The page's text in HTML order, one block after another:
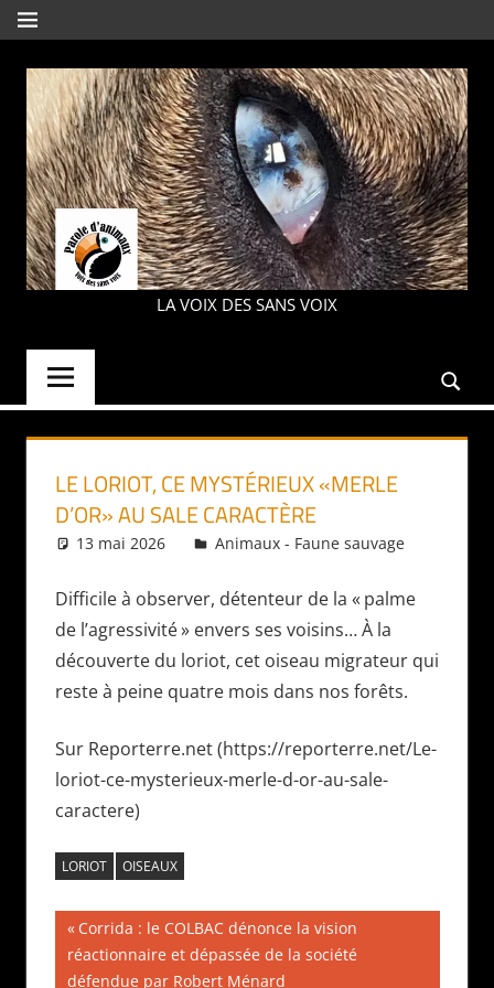
Aller
au
contenu
MENU
PAROLE
LA VOIX DES SANS VOIX
LE LORIOT, CE MYSTÉRIEUX «MERLE
D’OR» AU SALE CARACTÈRE
13 mai 2026 Daniel
Animaux - Faune sauvage
Difficile à observer, détenteur de la « palme
de l’agressivité» envers ses voisins… À la
découverte du loriot, cet oiseau migrateur qui
reste à peine quatre mois dans nos forêts.
Sur Reporterre.net (https://reporterre.net/Le-
loriot-ce-mysterieux-merle-d-or-au-sale-
caractere)
LORIOT OISEAUX
Navigation
de
Publication
précédente :
Corrida : le COLBAC dénonce la vision
réactionnaire et dépassée de la société
défendue par Robert Ménard